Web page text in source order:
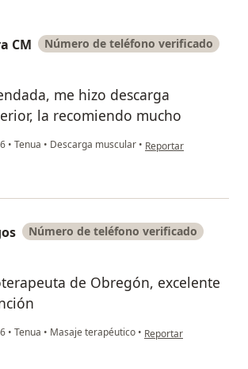
CM Número de teléfono verificado
me hizo descarga
la recomiendo mucho
• Tenua • Descarga muscular • en opinión del usuario
Reportar
Número de teléfono verificado
de Obregón, excelente
• Tenua • Masaje terapéutico • en opinión del usuario
Reportar